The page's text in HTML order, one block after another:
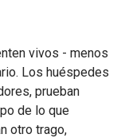
vivos - menos
Los huéspedes
prueban
de lo que
otro trago,